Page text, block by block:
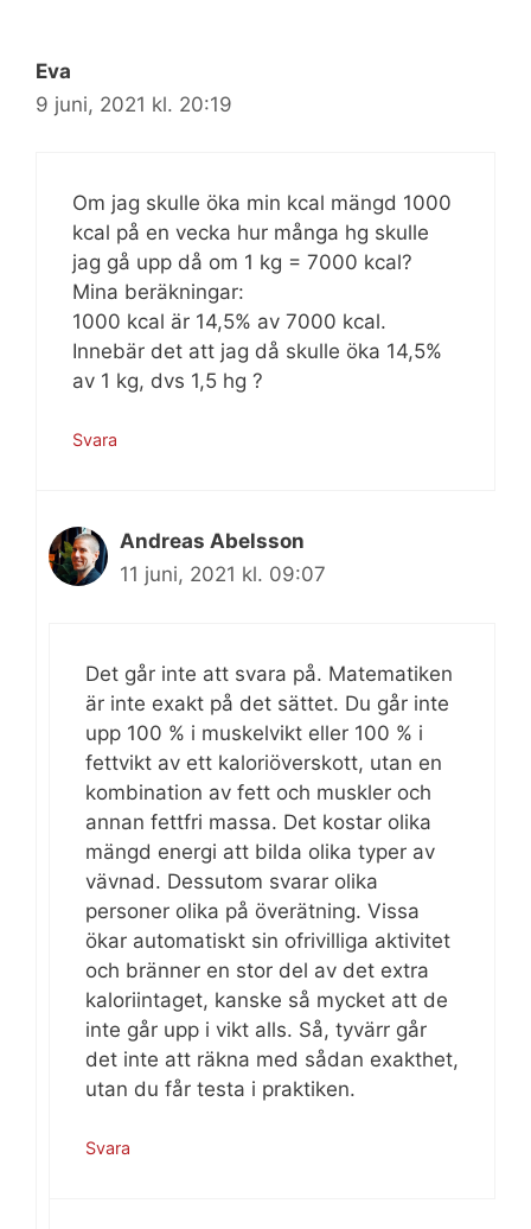
Eva
9 juni, 2021 kl. 20:19
Om jag skulle öka min kcal mängd 1000
kcal på en vecka hur många hg skulle
jag gå upp då om 1 kg = 7000 kcal?
Mina beräkningar:
1000 kcal är 14,5% av 7000 kcal.
Innebär det att jag då skulle öka 14,5%
av 1 kg, dvs 1,5 hg ?
Svara
Andreas Abelsson
11 juni, 2021 kl. 09:07
Det går inte att svara på. Matematiken
är inte exakt på det sättet. Du går inte
upp 100 % i muskelvikt eller 100 % i
fettvikt av ett kaloriöverskott, utan en
kombination av fett och muskler och
annan fettfri massa. Det kostar olika
mängd energi att bilda olika typer av
vävnad. Dessutom svarar olika
personer olika på överätning. Vissa
ökar automatiskt sin ofrivilliga aktivitet
och bränner en stor del av det extra
kaloriintaget, kanske så mycket att de
inte går upp i vikt alls. Så, tyvärr går
det inte att räkna med sådan exakthet,
utan du får testa i praktiken.
Svara